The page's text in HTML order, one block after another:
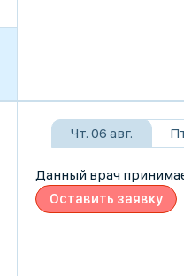
Чт. 06 авг.
Данный врач
Оставить заявку